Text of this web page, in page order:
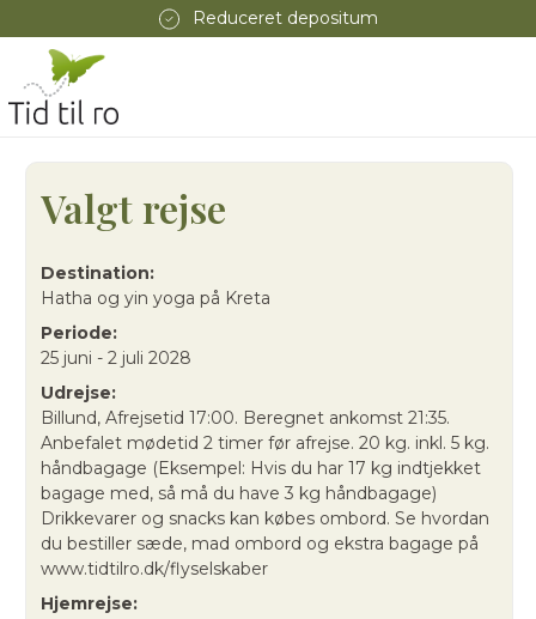
Reduceret depositum
Valgt rejse
Destination:
Hatha og yin yoga på Kreta
Periode:
25 juni - 2 juli 2028
Udrejse:
Billund, Afrejsetid 17:00. Beregnet ankomst 21:35.
Anbefalet mødetid 2 timer før afrejse. 20 kg. inkl. 5 kg.
håndbagage (Eksempel: Hvis du har 17 kg indtjekket
bagage med, så må du have 3 kg håndbagage)
Drikkevarer og snacks kan købes ombord. Se hvordan
du bestiller sæde, mad ombord og ekstra bagage på
www.tidtilro.dk/flyselskaber
Hjemrejse: